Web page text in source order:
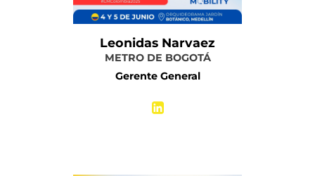
Leonidas Narvaez
METRO DE BOGOTÁ
Gerente General